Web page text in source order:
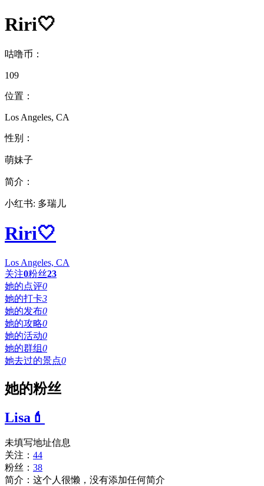
Riri🤍
咕噜币：
109
位置：
Los Angeles, CA
性别：
萌妹子
简介：
小红书: 多瑞儿
Riri🤍
Los Angeles, CA
关注0粉丝23
她的点评0
她的打卡3
她的发布0
她的攻略0
她的活动0
她的群组0
她去过的景点0
她的粉丝
Lisa💄
未填写地址信息
关注： 44
粉丝： 38
简介：这个人很懒，没有添加任何简介